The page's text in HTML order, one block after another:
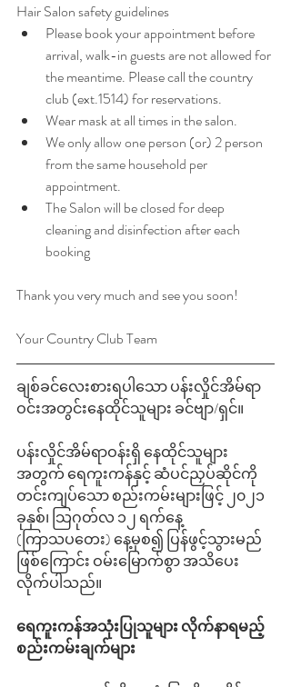
Hair Salon safety guidelines
Please book your appointment before
arrival, walk-in guests are not allowed for
the meantime. Please call the country
club (ext.1514) for reservations.
Wear mask at all times in the salon.
We only allow one person (or) 2 person
from the same household per
appointment.
The Salon will be closed for deep
cleaning and disinfection after each
booking
Thank you very much and see you soon!
Your Country Club Team
ချစ်ခင်လေးစားရပါသော ပန်းလှိုင်အိမ်ရာ
ဝင်းအတွင်းနေထိုင်သူများ ခင်ဗျာ/ရှင်။
ပန်းလှိုင်အိမ်ရာဝန်းရှိ နေထိုင်သူများ
အတွက် ရေကူးကန်နှင့် ဆံပင်ညှပ်ဆိုင်ကို
တင်းကျပ်သော စည်းကမ်းများဖြင့် ၂၀၂၁
ခုနှစ်၊ သြဂုတ်လ ၁၂ ရက်နေ့
(ကြာသပတေး) နေ့မှစ၍ ပြန်ဖွင့်သွားမည်
ဖြစ်ကြောင်း ဝမ်းမြောက်စွာ အသိပေး
လိုက်ပါသည်။
ရေကူးကန်အသုံးပြုသူများ လိုက်နာရမည့်
စည်းကမ်းချက်များ